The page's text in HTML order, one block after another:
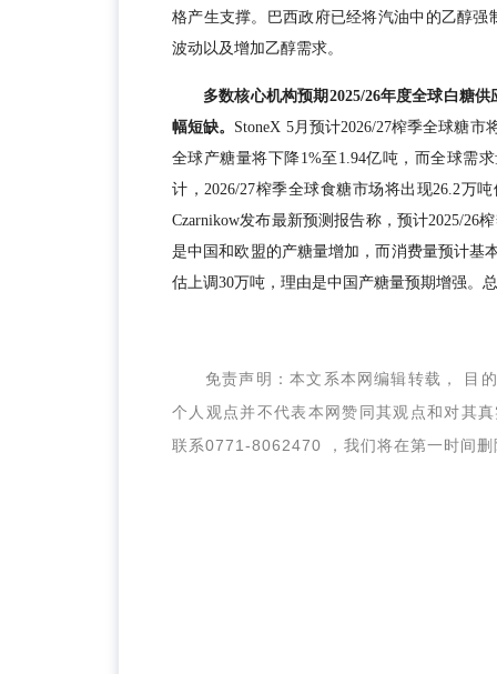
格产生支撑。巴西政府已经将汽油中的乙醇强
波动以及增加乙醇需求。
多数核心机构预期2025/26年度全球白糖
幅短缺。 StoneX 5月预计2026/27榨季全球糖
全球产糖量将下降1%至1.94亿吨，而全球需
计，2026/27榨季全球食糖市场将出现26.2万
Czarnikow发布最新预测报告称，预计2025/26
是中国和欧盟的产糖量增加，而消费量预计基
估上调30万吨，理由是中国产糖量预期增强。
免责声明：本文系本网编辑转载， 目
个人观点并不代表本网赞同其观点和对其
联系0771-8062470 ，我们将在第一时间删